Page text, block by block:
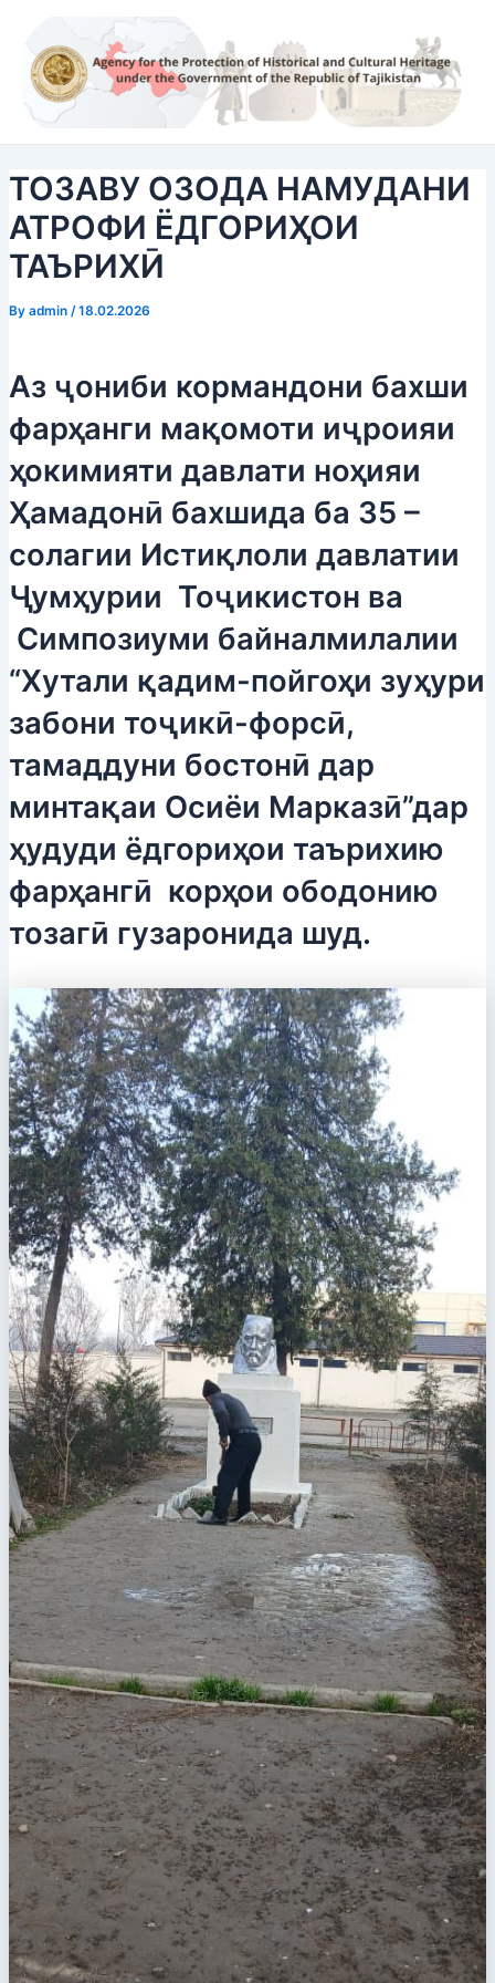
content
ТОЗАВУ ОЗОДА НАМУДАНИ
АТРОФИ ЁДГОРИҲОИ
ТАЪРИХӢ
By admin /18.02.2026
Аз ҷониби кормандони бахши
фарҳанги мақомоти иҷроияи
ҳокимияти давлати ноҳияи
Ҳамадонӣ бахшида ба 35 –
солагии Истиқлоли давлатии
Ҷумҳурии Тоҷикистон ва
Симпозиуми байналмилалии
“Хутали қадим-пойгоҳи зуҳури
забони тоҷикӣ-форсӣ,
тамаддуни бостонӣ дар
минтақаи Осиёи Марказӣ”дар
ҳудуди ёдгориҳои таърихию
фарҳангӣ корҳои ободонию
тозагӣ гузаронида шуд.